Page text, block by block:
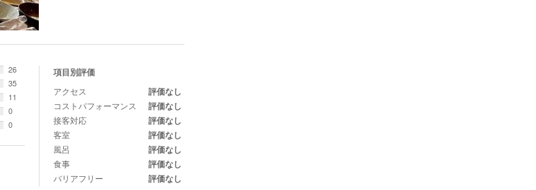
26
35
11
0
0
項目別評価
アクセス 評価なし
コストパフォーマンス 評価なし
接客対応 評価なし
客室 評価なし
風呂 評価なし
食事 評価なし
バリアフリー 評価なし